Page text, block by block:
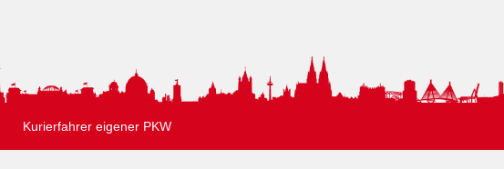
Kurierfahrer eigener PKW